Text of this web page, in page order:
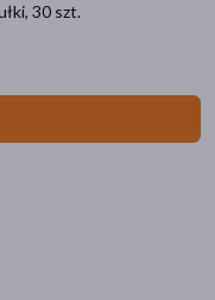
30 szt.